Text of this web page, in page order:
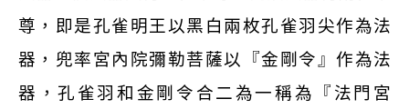
尊，即是孔雀明王以黑白兩枚孔雀羽尖作為法
器，兜率宮內院彌勒菩薩以『金剛令』作為法
器，孔雀羽和金剛令合二為一稱為『法門宮